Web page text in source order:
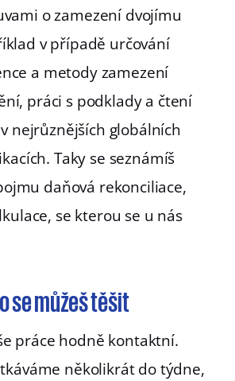
o zamezení dvojímu
v případě určování
a metody zamezení
práci s podklady a čtení
nejrůznějších globálních
Taky se seznámíš
daňová rekonciliace,
se kterou se u nás
se můžeš těšit
práce hodně kontaktní.
několikrát do týdne,